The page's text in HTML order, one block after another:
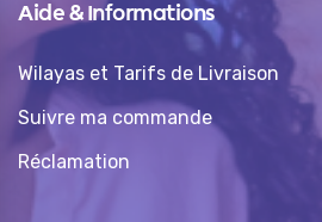
Aide & Informations
Wilayas et Tarifs de Livraison
Suivre ma commande
Réclamation